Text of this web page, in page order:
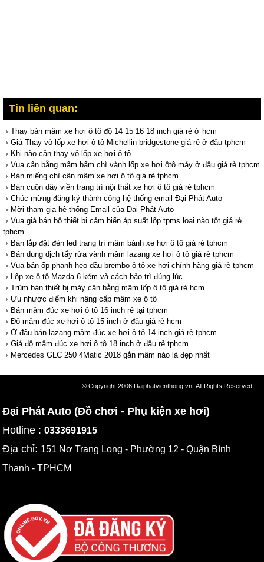
Tin liên quan:
Thay bán mâm xe hơi ô tô độ 14 15 16 18 inch giá rẻ ở hcm
Giá Thay vỏ lốp xe hơi ô tô Michellin bridgestone giá rẻ ở đâu tphcm
Khi nào cần thay vỏ lốp xe hơi ô tô
Vua cân bằng mâm bấm chì vành lốp xe hơi ôtô máy ở đâu giá rẻ tphcm
Bán miếng chì cân mâm xe hơi ô tô giá rẻ tphcm
Bán cuộn dây viền trang trí nội thất xe hơi ô tô giá rẻ tphcm
Chúc mừng đăng ký thành công hệ thống email Đại Phát Auto
Mời tham gia hệ thống Email của Đại Phát Auto
Vua giá bán bộ thiết bị cảm biến áp suất lốp tpms loại nào tốt giá rẻ
tphcm
Bán lắp đặt đèn led trang trí mâm bánh xe hơi ô tô giá rẻ tphcm
Bán dung dịch tẩy rửa vành mâm lazang xe hơi ô tô giá rẻ tphcm
Vua bán ốp phanh heo dầu brembo ô tô xe hơi chính hãng giá rẻ tphcm
Lốp xe ô tô Mazda 6 kém và cách bảo trì đúng lúc
Trùm bán thiết bị máy cân bằng mâm lốp ô tô giá rẻ hcm
Ưu nhược điểm khi nâng cấp mâm xe ô tô
Bán mâm đúc xe hơi ô tô 16 inch rẻ tại tphcm
Độ mâm đúc xe hơi ô tô 15 inch ở đâu giá rẻ hcm
Ở đâu bán lazang mâm đúc xe hơi ô tô 14 inch giá rẻ tphcm
Giá độ mâm đúc xe hơi ô tô 18 inch ở đâu rẻ tphcm
Mercedes GLC 250 4Matic 2018 gắn mâm nào là đẹp nhất
© Copyright 2006 Daiphatvienthong.vn .All Rights Reserved
Đại Phát Auto (Đồ chơi - Phụ kiện xe hơi)
Hotline :0333691915
Địa chỉ: 151 Nơ Trang Long - Phường 12 - Quận Bình
Thạnh - TPHCM